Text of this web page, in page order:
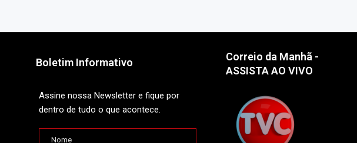
Boletim Informativo
Assine nossa Newsletter e fique por
dentro de tudo o que acontece.
Correio da Manhã -
ASSISTA AO VIVO